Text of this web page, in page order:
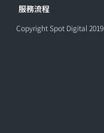
服務流程
Copyright Spot Digital 2019.